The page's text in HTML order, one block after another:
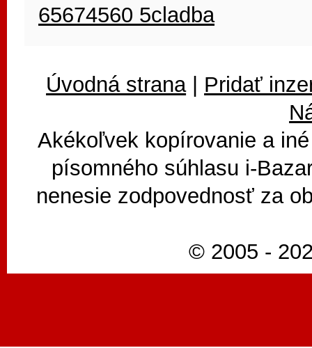
65674560 5cladba
Úvodná strana| Pridať
Akékoľvek kopírovanie a
písomného súhlasu i-
nenesie zodpovednosť za
© 2005 -